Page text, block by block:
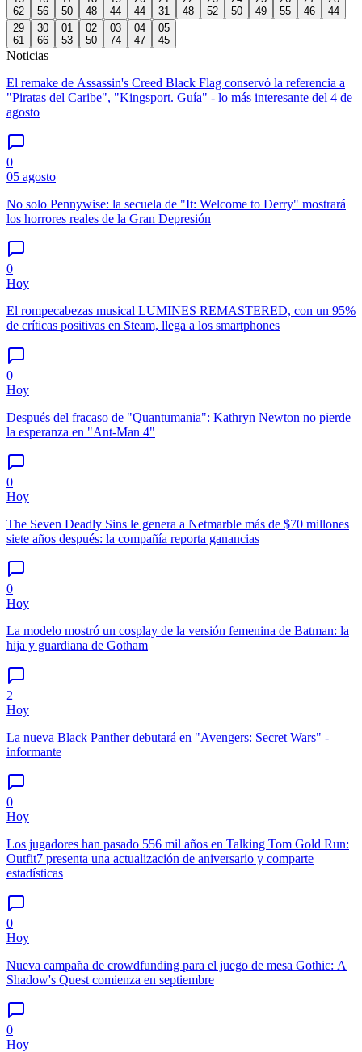
62
56
50
48
44
44
31
48
52
50
49
55
46
44
29
61
30
66
01
53
02
50
03
74
04
47
05
45
Noticias
El remake de Assassin's Creed Black Flag conservó la referencia a
"Piratas del Caribe", "Kingsport. Guía" - lo más interesante del 4 de
agosto
0
05 agosto
No solo Pennywise: la secuela de "It: Welcome to Derry" mostrará
los horrores reales de la Gran Depresión
0
Hoy
El rompecabezas musical LUMINES REMASTERED, con un 95%
de críticas positivas en Steam, llega a los smartphones
0
Hoy
Después del fracaso de "Quantumania": Kathryn Newton no pierde
la esperanza en "Ant-Man 4"
0
Hoy
The Seven Deadly Sins le genera a Netmarble más de $70 millones
siete años después: la compañía reporta ganancias
0
Hoy
La modelo mostró un cosplay de la versión femenina de Batman: la
hija y guardiana de Gotham
2
Hoy
La nueva Black Panther debutará en "Avengers: Secret Wars" -
informante
0
Hoy
Los jugadores han pasado 556 mil años en Talking Tom Gold Run:
Outfit7 presenta una actualización de aniversario y comparte
estadísticas
0
Hoy
Nueva campaña de crowdfunding para el juego de mesa Gothic: A
Shadow's Quest comienza en septiembre
0
Hoy